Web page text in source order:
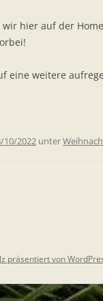
hier auf der
eine weitere
10/2022 unter
präsentiert von